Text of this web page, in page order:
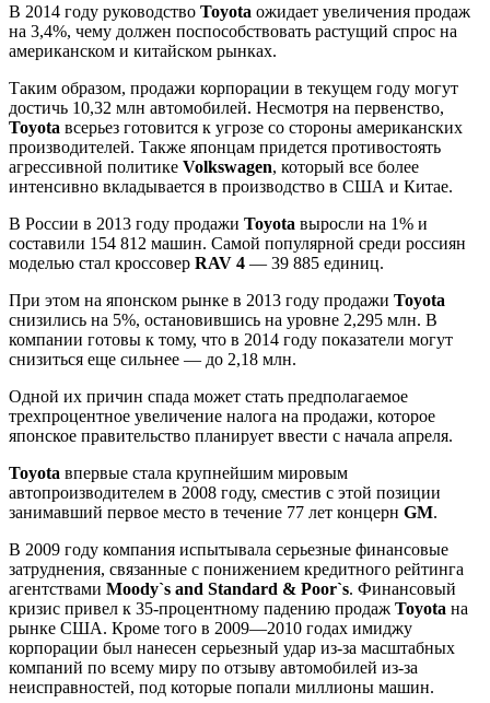
В 2014 году руководство Toyota ожидает увеличения продаж
на 3,4%, чему должен поспособствовать растущий спрос на
американском и китайском рынках.
Таким образом, продажи корпорации в текущем году могут
достичь 10,32 млн автомобилей. Несмотря на первенство,
Toyota всерьез готовится к угрозе со стороны американских
производителей. Также японцам придется противостоять
агрессивной политике Volkswagen, который все более
интенсивно вкладывается в производство в США и Китае.
В России в 2013 году продажи Toyota выросли на 1% и
составили 154 812 машин. Самой популярной среди россиян
моделью стал кроссовер RAV 4 — 39 885 единиц.
При этом на японском рынке в 2013 году продажи Toyota
снизились на 5%, остановившись на уровне 2,295 млн. В
компании готовы к тому, что в 2014 году показатели могут
снизиться еще сильнее — до 2,18 млн.
Одной их причин спада может стать предполагаемое
трехпроцентное увеличение налога на продажи, которое
японское правительство планирует ввести с начала апреля.
Toyota впервые стала крупнейшим мировым
автопроизводителем в 2008 году, сместив с этой позиции
занимавший первое место в течение 77 лет концерн GM.
В 2009 году компания испытывала серьезные финансовые
затруднения, связанные с понижением кредитного рейтинга
агентствами Moody`s and Standard & Poor`s. Финансовый
кризис привел к 35-процентному падению продаж Toyota на
рынке США. Кроме того в 2009—2010 годах имиджу
корпорации был нанесен серьезный удар из-за масштабных
компаний по всему миру по отзыву автомобилей из-за
неисправностей, под которые попали миллионы машин.